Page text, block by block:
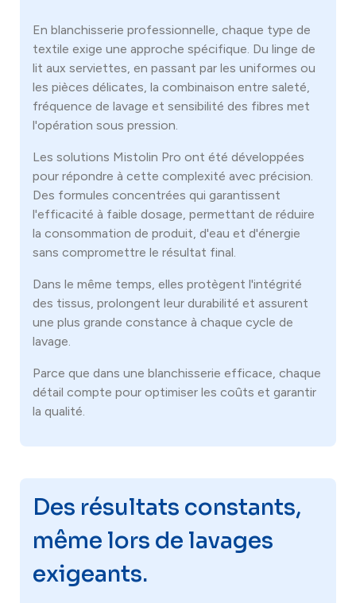
En blanchisserie professionnelle, chaque type de
textile exige une approche spécifique. Du linge de
lit aux serviettes, en passant par les uniformes ou
les pièces délicates, la combinaison entre saleté,
fréquence de lavage et sensibilité des fibres met
l'opération sous pression.
Les solutions Mistolin Pro ont été développées
pour répondre à cette complexité avec précision.
Des formules concentrées qui garantissent
l'efficacité à faible dosage, permettant de réduire
la consommation de produit, d'eau et d'énergie
sans compromettre le résultat final.
Dans le même temps, elles protègent l'intégrité
des tissus, prolongent leur durabilité et assurent
une plus grande constance à chaque cycle de
lavage.
Parce que dans une blanchisserie efficace, chaque
détail compte pour optimiser les coûts et garantir
la qualité.
Des résultats constants,
même lors de lavages
exigeants.